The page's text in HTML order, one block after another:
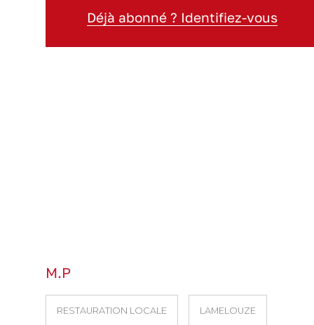
Déjà abonné ? Identifiez-vous
M.P
RESTAURATION LOCALE LAMELOUZE